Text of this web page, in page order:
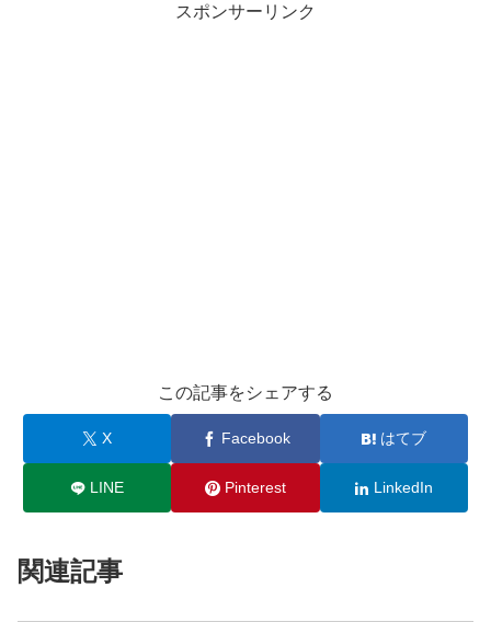
スポンサーリンク
この記事をシェアする
X Facebook はてブ
LINE Pinterest LinkedIn
関連記事